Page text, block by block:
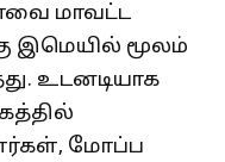
மாவட்ட
இமெயில் மூலம்
உடனடியாக
மோப்ப